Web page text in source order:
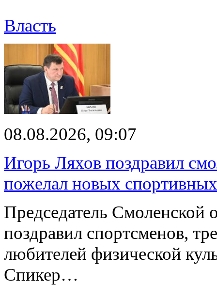
Власть
08.08.2026, 09:07
Игорь Ляхов поздравил
пожелал новых
Председатель
поздравил спортсменов,
любителей физической
Спикер…